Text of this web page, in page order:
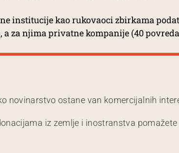
institucije kao rukovaoci zbirkama
za njima privatne kompanije (40
novinarstvo ostane van komercijalnih
iz zemlje i inostranstva pomažete